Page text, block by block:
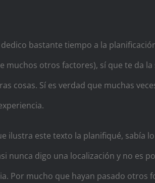
dedico bastante tiempo a la
muchos otros factores), sí que te da
cosas. Sí es verdad que muchas
ilustra este texto la planifiqué, sabía
nunca digo una localización y no es
Por mucho que hayan pasado otros